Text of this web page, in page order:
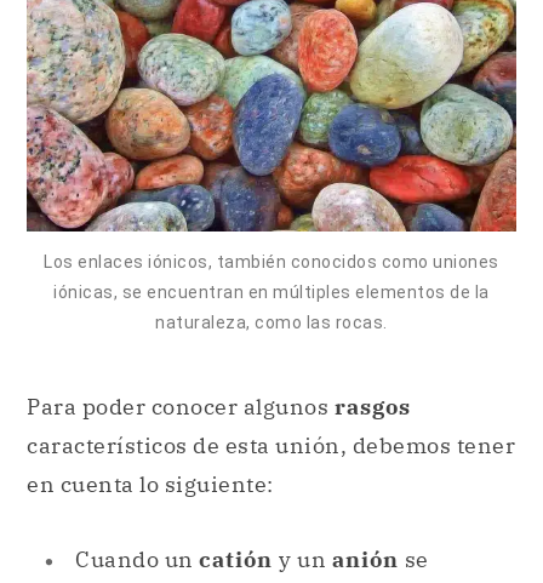
Los enlaces iónicos, también conocidos como uniones
iónicas, se encuentran en múltiples elementos de la
naturaleza, como las rocas.
Para poder conocer algunos rasgos
característicos de esta unión, debemos tener
en cuenta lo siguiente:
Cuando un catión y un anión se